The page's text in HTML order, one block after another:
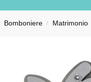
Bomboniere / Matrimonio